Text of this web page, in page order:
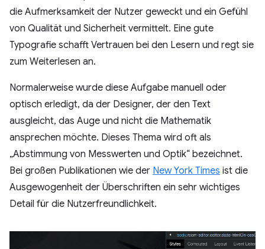
die Aufmerksamkeit der Nutzer geweckt und ein Gefühl
von Qualität und Sicherheit vermittelt. Eine gute
Typografie schafft Vertrauen bei den Lesern und regt sie
zum Weiterlesen an.
Normalerweise wurde diese Aufgabe manuell oder
optisch erledigt, da der Designer, der den Text
ausgleicht, das Auge und nicht die Mathematik
ansprechen möchte. Dieses Thema wird oft als
„Abstimmung von Messwerten und Optik“ bezeichnet.
Bei großen Publikationen wie der New York Times ist die
Ausgewogenheit der Überschriften ein sehr wichtiges
Detail für die Nutzerfreundlichkeit.